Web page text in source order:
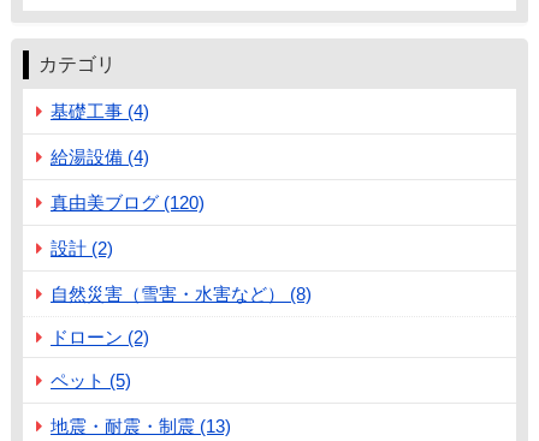
カテゴリ
基礎工事 (4)
給湯設備 (4)
真由美ブログ (120)
設計 (2)
自然災害（雪害・水害など） (8)
ドローン (2)
ペット (5)
地震・耐震・制震 (13)